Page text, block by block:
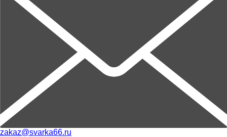
zakaz@svarka66.ru